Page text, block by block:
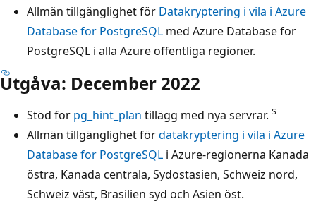
Allmän tillgänglighet för Datakryptering i vila i Azure
Database for PostgreSQL med Azure Database for
PostgreSQL i alla Azure offentliga regioner.
Utgåva: December 2022
Stöd för pg_hint_plan tillägg med nya servrar. $
Allmän tillgänglighet fördatakryptering i vila i Azure
Database for PostgreSQL i Azure-regionerna Kanada
östra, Kanada centrala, Sydostasien, Schweiz nord,
Schweiz väst, Brasilien syd och Asien öst.